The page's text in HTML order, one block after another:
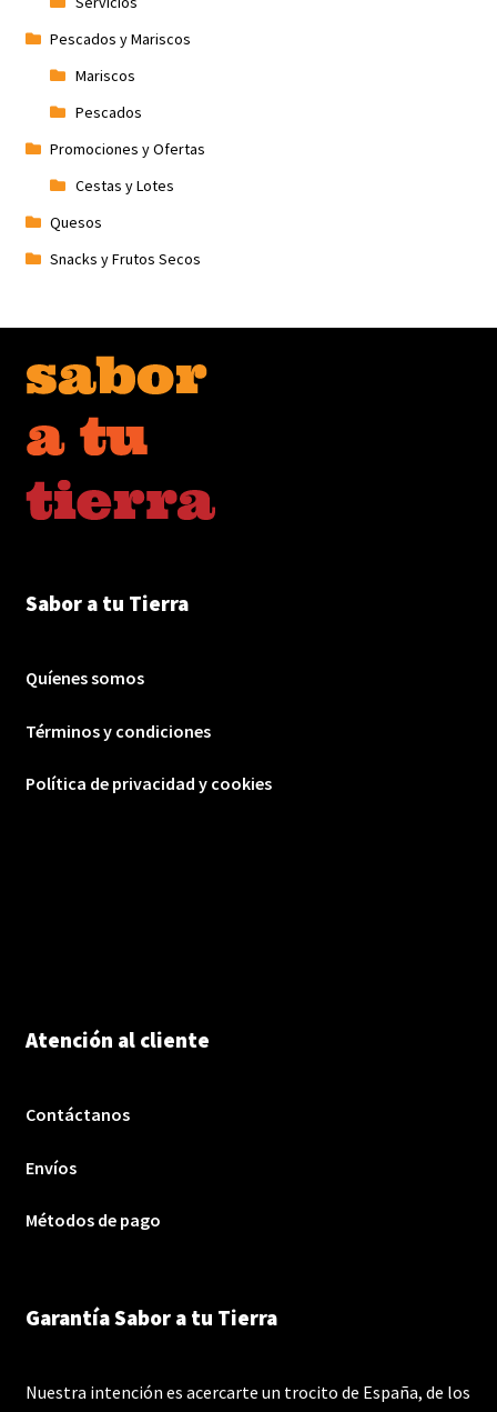
Pescados y Mariscos
Mariscos
Pescados
Promociones y Ofertas
Cestas y Lotes
Quesos
Snacks y Frutos Secos
Sabor a tu Tierra
Quíenes somos
Términos y condiciones
Política de privacidad y cookies
Atención al cliente
Contáctanos
Envíos
Métodos de pago
Garantía Sabor a tu Tierra
Nuestra intención es acercarte un trocito de España, de los